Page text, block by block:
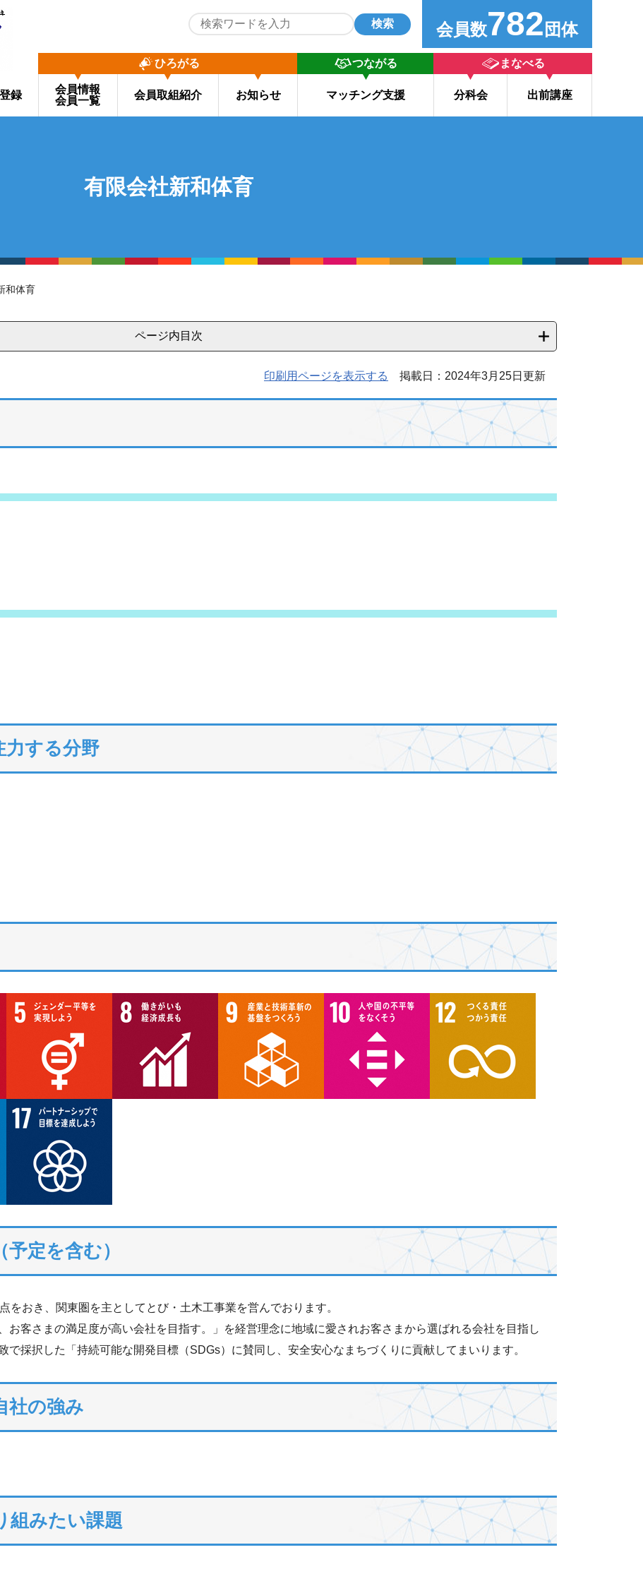
検索 会員数782 団体
録
ひろがる
会員情報
会員一覧
会員取組紹介 お知らせ
つながる
マッチング支援
まなべる
分科会 出前講座
有限会社新和体育
和体育
ページ内目次
印刷用ページを表示する 掲載日：2024年3月25日更新
力する分野
定を含む）
をおき、関東圏を主としてとび・土木工事業を営んでおります。
お客さまの満足度が高い会社を目指す。」を経営理念に地域に愛されお客さまから選ばれる会社を目指し
で採択した「持続可能な開発目標（SDGs）に賛同し、安全安心なまちづくりに貢献してまいります。
社の強み
組みたい課題